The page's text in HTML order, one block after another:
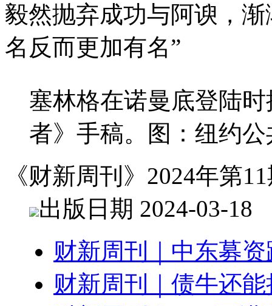
毅然抛弃成功与阿谀，
名反而更加有名”
塞林格在诺曼底登陆
者》手稿。图：纽约
《财新周刊》2024年第
出版日期 2024-03-18
财新周刊｜中东募
财新周刊｜债牛还